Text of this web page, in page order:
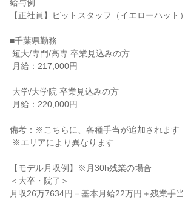
給与例
【正社員】ピットスタッフ（イエローハット）
■千葉県勤務
備考：※こちらに、各種手当が追加されます
【モデル月収例】※月30h残業の場合
＜大卒・院了＞
月収26万7634円＝基本月給22万円＋残業手